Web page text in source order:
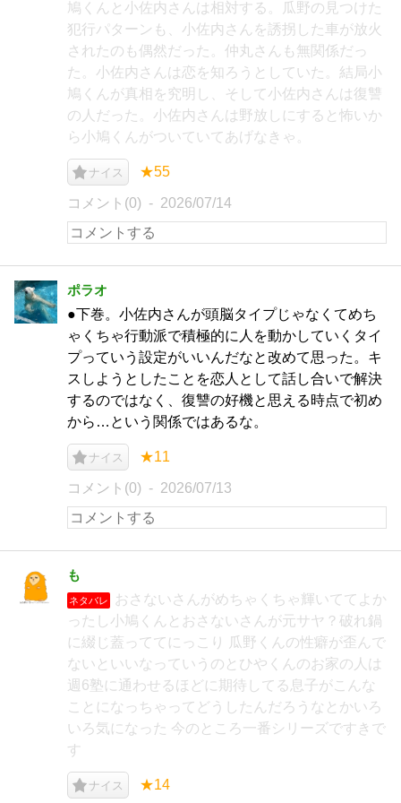
鳩くんと小佐内さんは相対する。瓜野の見つけた
犯行パターンも、小佐内さんを誘拐した車が放火
されたのも偶然だった。仲丸さんも無関係だっ
た。小佐内さんは恋を知ろうとしていた。結局小
鳩くんが真相を究明し、そして小佐内さんは復讐
の人だった。小佐内さんは野放しにすると怖いか
ら小鳩くんがついていてあげなきゃ。
ナイス ★55
コメント(0) 2026/07/14
ポラオ
●下巻。小佐内さんが頭脳タイプじゃなくてめち
ゃくちゃ行動派で積極的に人を動かしていくタイ
プっていう設定がいいんだなと改めて思った。キ
スしようとしたことを恋人として話し合いで解決
するのではなく、復讐の好機と思える時点で初め
から…という関係ではあるな。
ナイス ★11
コメント(0) 2026/07/13
も
ネタバレ
おさないさんがめちゃくちゃ輝いててよか
ったし小鳩くんとおさないさんが元サヤ？破れ鍋
に綴じ蓋っててにっこり 瓜野くんの性癖が歪んで
ないといいなっていうのとひやくんのお家の人は
週6塾に通わせるほどに期待してる息子がこんな
ことになっちゃってどうしたんだろうなとかいろ
いろ気になった 今のところ一番シリーズですきで
す
ナイス ★14